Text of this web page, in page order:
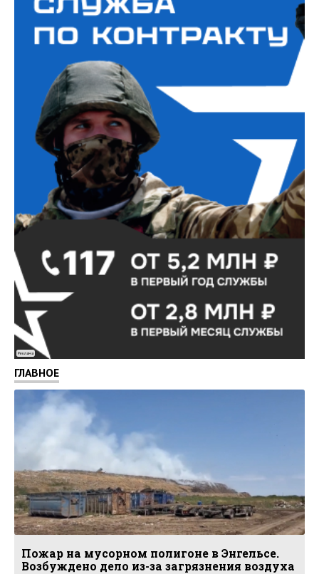
Реклама
ГЛАВНОЕ
Пожар на мусорном полигоне в Энгельсе.
Возбуждено дело из-за загрязнения воздуха